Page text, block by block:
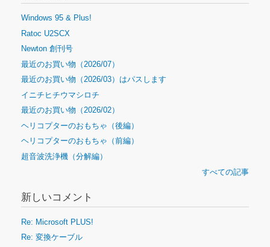
Windows 95 & Plus!
Ratoc U2SCX
Newton 創刊号
最近のお買い物（2026/07）
最近のお買い物（2026/03）はパスします
イニチヒチウマシロチ
最近のお買い物（2026/02）
ヘリコプターのおもちゃ（後編）
ヘリコプターのおもちゃ（前編）
超音波洗浄機（分解編）
すべての記事
新しいコメント
Re: Microsoft PLUS!
Re: 変換ケーブル